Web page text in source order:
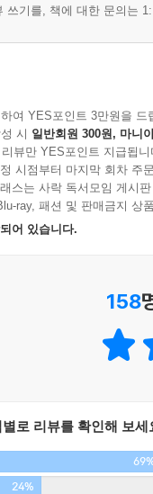
: 낯선 사람을 파악하기
애락의 표정ㅣ다윈의
는 사람들
는 정직한 넬리ㅣ슬
과 태도가 불일치할 때
각의 신호들ㅣ불투명
선 사람을 완벽하게 해
, KSMㅣ선진 신문 기
람을 파악하기 위한 세
과 연결되는 행동
쓰기를, 책에 대한 문의는
여 YES포인트 3만원을 드
시 일반회원 300원, 마니
뷰만 YES포인트 지급됩니
시점부터 마지막 회차 주
스는 사락 독서모임 게시
ray, 패션 및 판매금지 상
어 있습니다.
158
별로 리뷰를 확인해 보세
24%